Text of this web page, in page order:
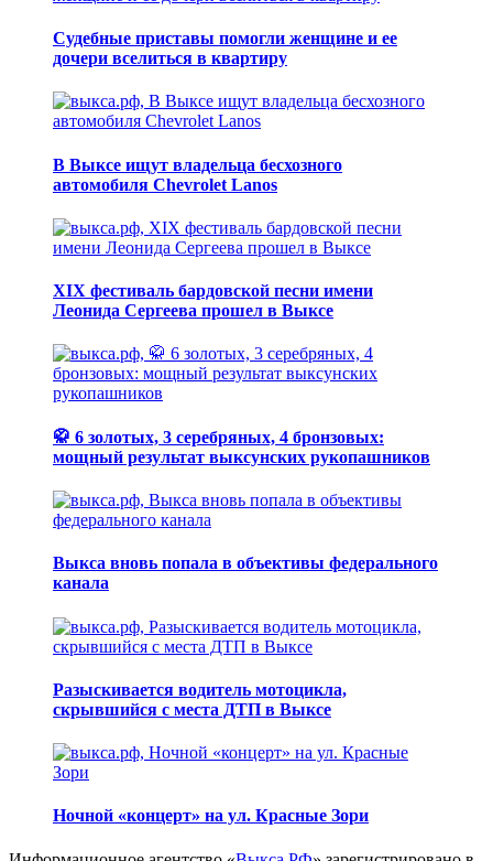
Судебные приставы помогли женщине и ее
дочери вселиться в квартиру
В Выксе ищут владельца бесхозного
автомобиля Chevrolet Lanos
XIX фестиваль бардовской песни имени
Леонида Сергеева прошел в Выксе
🥋 6 золотых, 3 серебряных, 4 бронзовых:
мощный результат выксунских рукопашников
Выкса вновь попала в объективы федерального
канала
Разыскивается водитель мотоцикла,
скрывшийся с места ДТП в Выксе
Ночной «концерт» на ул. Красные Зори